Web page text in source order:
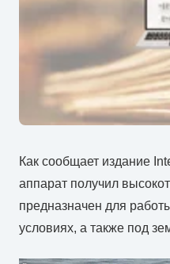
Как сообщает издание
аппарат получил
предназначен для
условиях, а также под